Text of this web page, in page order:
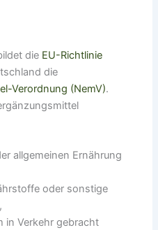
die EU-Richtlinie
die
Verordnung (NemV).
allgemeinen Ernährung
oder sonstige
in Verkehr gebracht